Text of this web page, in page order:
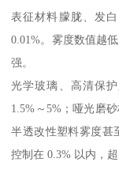
表征材料朦胧、发
0.01%。雾度数值越
强。
光学玻璃、高清保
1.5% ～ 5%；哑光磨
半透改性塑料雾度甚
控制在0.3% 以内，